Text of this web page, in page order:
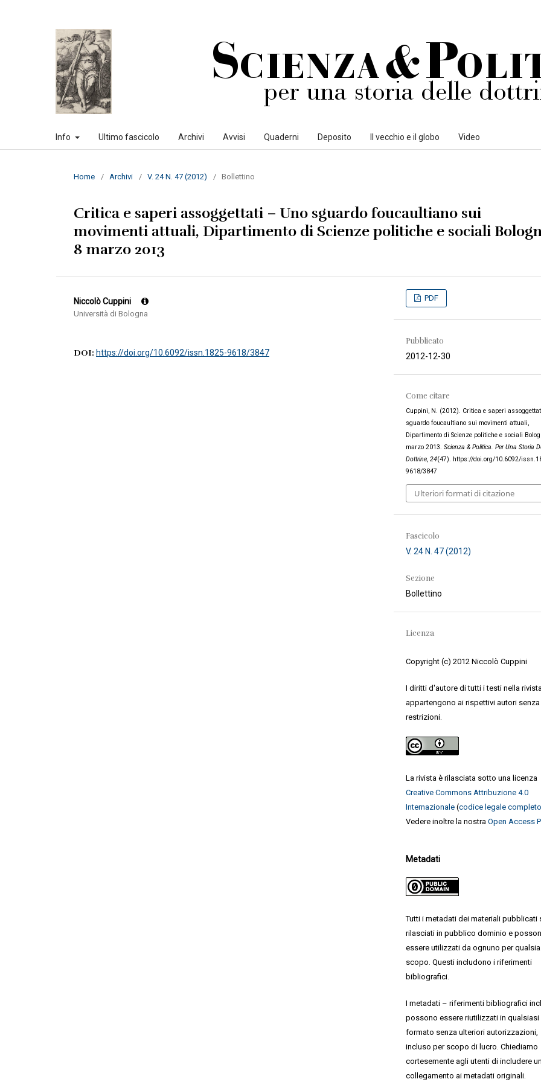
Info Ultimo fascicolo Archivi Avvisi Quaderni Deposito Il vecchio e il globo Video
Home / Archivi / V. 24 N. 47 (2012) / Bollettino
Critica e saperi assoggettati – Uno sguardo foucaultiano sui
movimenti attuali, Dipartimento di Scienze politiche e sociali
8 marzo 2013
Niccolò Cuppini
Università di Bologna
DOI: https://doi.org/10.6092/issn.1825-9618/3847
PDF
Pubblicato
2012-12-30
Come citare
Cuppini, N. (2012). Critica e saperi
sguardo foucaultiano sui movimenti attuali,
Dipartimento di Scienze politiche e sociali
marzo 2013.Scienza & Politica. Per Una Storia
Dottrine,24(47). https://doi.org/10.6092/
9618/3847
Ulteriori formati di citazione
Fascicolo
V. 24 N. 47 (2012)
Sezione
Bollettino
Licenza
Copyright (c) 2012 Niccolò Cuppini
I diritti d'autore di tutti i testi nella rivista
appartengono ai rispettivi autori senza
restrizioni.
La rivista è rilasciata sotto una licenza
Creative Commons Attribuzione 4.0
Internazionale (codice legale
Vedere inoltre la nostraOpen Access
Metadati
Tutti i metadati dei materiali pubblicati
rilasciati in pubblico dominio e
essere utilizzati da ognuno per
scopo. Questi includono i riferimenti
bibliografici.
I metadati – riferimenti bibliografici
possono essere riutilizzati in qualsiasi
formato senza ulteriori autorizzazioni,
incluso per scopo di lucro. Chiediamo
cortesemente agli utenti di includere un
collegamento ai metadati originali.